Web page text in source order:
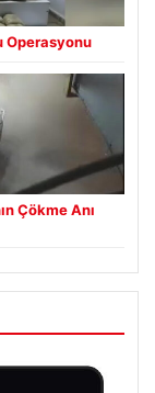
Operasyonu
Çökme Anı